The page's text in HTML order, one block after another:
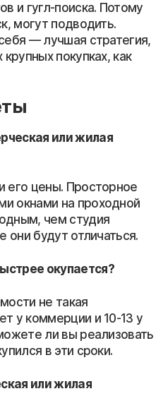
и гугл-поиска. Потому
могут подводить.
— лучшая стратегия,
покупках, как
или жилая
его цены. Просторное
окнами на проходной
чем студия
они будут отличаться.
окупается?
не такая
у коммерции и 10-13 у
ли вы реализовать
в эти сроки.
или жилая